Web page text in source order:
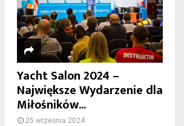
Yacht Salon 2024 –
Największe Wydarzenie dla
Miłośników...
25 września 2024